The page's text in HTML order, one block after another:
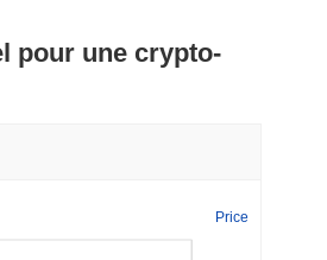
pour une crypto-
Price